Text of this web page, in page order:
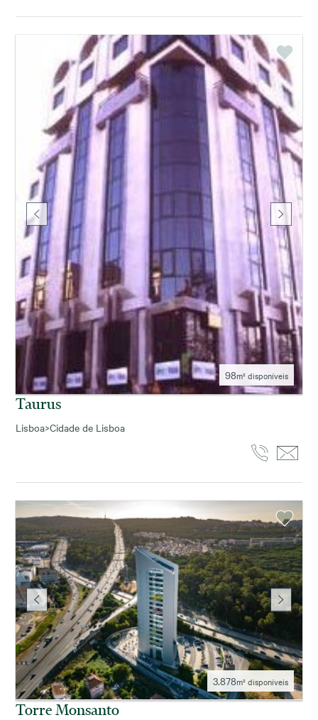
98m² disponíveis
Taurus
Lisboa>Cidade de Lisboa
3.878m² disponíveis
Torre Monsanto